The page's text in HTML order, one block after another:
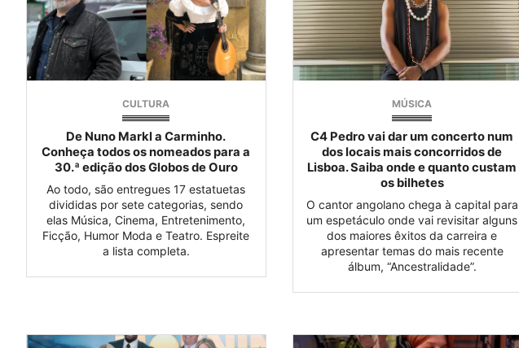
CULTURA
De Nuno Markl a Carminho.
Conheça todos os nomeados para a
30.ª edição dos Globos de Ouro
Ao todo, são entregues 17 estatuetas
divididas por sete categorias, sendo
elas Música, Cinema, Entretenimento,
Ficção, Humor Moda e Teatro. Espreite
a lista completa.
MÚSICA
C4 Pedro vai dar um concerto num
dos locais mais concorridos de
Lisboa. Saiba onde e quanto custam
os bilhetes
O cantor angolano chega à capital para
um espetáculo onde vai revisitar alguns
dos maiores êxitos da carreira e
apresentar temas do mais recente
álbum, “Ancestralidade”.